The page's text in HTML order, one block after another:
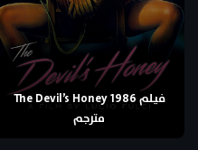
فيلم The Devil’s Honey 1986
مترجم